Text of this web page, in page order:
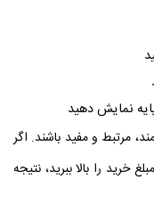
نمایش دهید
مرتبط و مفید باشند. اگر
را بالا ببرید، نتیجه